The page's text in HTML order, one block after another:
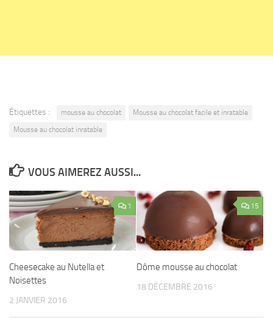
Étiquettes : mousse au chocolat
Mousse au chocolat facile et inratable
Mousse au chocolat inratable
VOUS AIMEREZ AUSSI...
1
Cheesecake au Nutella et
Noisettes
2 JANVIER 2016
15
Dôme mousse au chocolat
18 DÉCEMBRE 2016